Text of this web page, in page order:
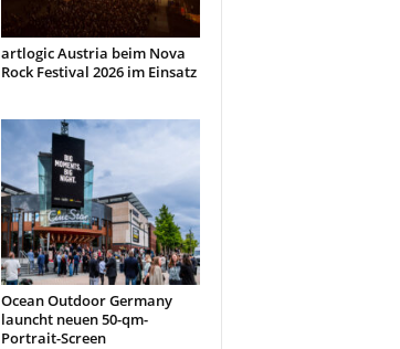
artlogic Austria beim Nova
Rock Festival 2026 im Einsatz
Ocean Outdoor Germany
launcht neuen 50-qm-
Portrait-Screen